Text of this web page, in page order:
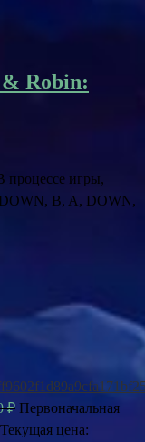
Robin:
процессе игры,
DOWN, B, A, DOWN,
₽ Первоначальная
Текущая цена: